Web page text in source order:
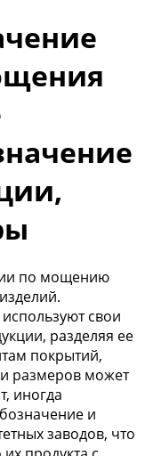
по мощению
свои
разделяя ее
покрытий,
размеров может
иногда
и
заводов, что